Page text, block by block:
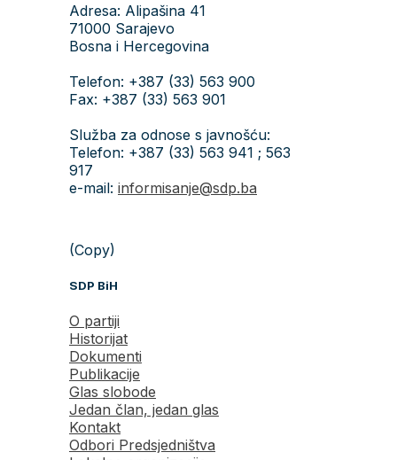
Adresa: Alipašina 41
71000 Sarajevo
Bosna i Hercegovina
Telefon: +387 (33) 563 900
Fax: +387 (33) 563 901
Služba za odnose s javnošću:
Telefon: +387 (33) 563 941 ; 563
917
e-mail: informisanje@sdp.ba
(Copy)
SDP BiH
O partiji
Historijat
Dokumenti
Publikacije
Glas slobode
Jedan član, jedan glas
Kontakt
Odbori Predsjedništva